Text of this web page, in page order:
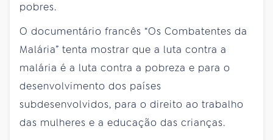
pobres.
O documentário francês “Os Combatentes da
Malária” tenta mostrar que a luta contra a
malária é a luta contra a pobreza e para o
desenvolvimento dos países
subdesenvolvidos, para o direito ao trabalho
das mulheres e a educação das crianças.